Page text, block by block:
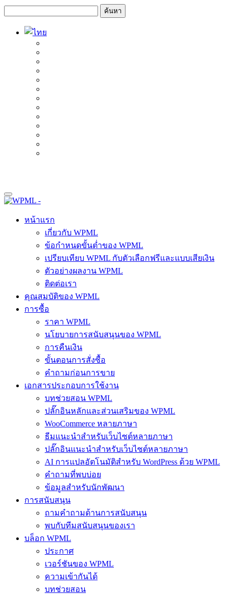
หน้าแรก
เกี่ยวกับ WPML
ข้อกำหนดขั้นต่ำของ WPML
เปรียบเทียบ WPML กับตัวเลือกฟรีและแบบเสียเงิน
ตัวอย่างผลงาน WPML
ติดต่อเรา
คุณสมบัติของ WPML
การซื้อ
ราคา WPML
นโยบายการสนับสนุนของ WPML
การคืนเงิน
ขั้นตอนการสั่งซื้อ
คำถามก่อนการขาย
เอกสารประกอบการใช้งาน
บทช่วยสอน WPML
ปลั๊กอินหลักและส่วนเสริมของ WPML
WooCommerce หลายภาษา
ธีมแนะนำสำหรับเว็บไซต์หลายภาษา
ปลั๊กอินแนะนำสำหรับเว็บไซต์หลายภาษา
AI การแปลอัตโนมัติสำหรับ WordPress ด้วย WPML
คำถามที่พบบ่อย
ข้อมูลสำหรับนักพัฒนา
การสนับสนุน
ถามคำถามด้านการสนับสนุน
พบกับทีมสนับสนุนของเรา
บล็อก WPML
ประกาศ
เวอร์ชันของ WPML
ความเข้ากันได้
บทช่วยสอน